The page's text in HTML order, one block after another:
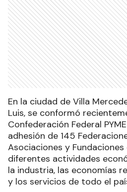
En la ciudad de Villa
Luis, se conformó
Confederación Federal
adhesión de 145
Asociaciones y
diferentes actividades
la industria, las economías
y los servicios de todo el